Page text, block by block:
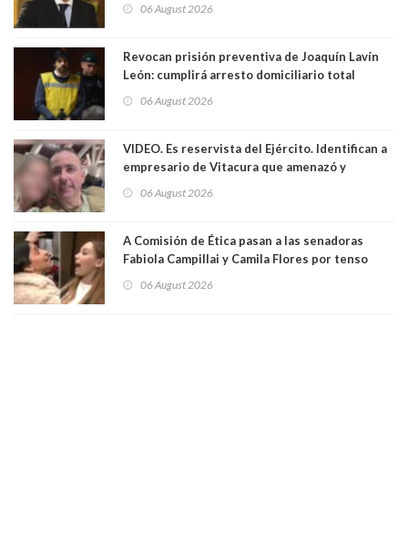
06 August 2026
Revocan prisión preventiva de Joaquín Lavín
León: cumplirá arresto domiciliario total
06 August 2026
VIDEO. Es reservista del Ejército. Identifican a
empresario de Vitacura que amenazó y
al "ring raja". Se trata de Andrés Arrieta y la
06 August 2026
A Comisión de Ética pasan a las senadoras
Fabiola Campillai y Camila Flores por tenso
06 August 2026